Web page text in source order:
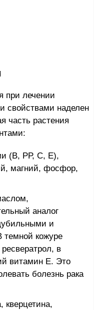
при лечении
свойствами наделен
часть растения
(В, РР, С, Е),
магний, фосфор,
аналог
и
кожуре
в
витамин Е. Это
болезнь рака
кверцетина,